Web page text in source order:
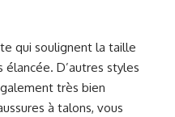
qui soulignent la taille
D’autres styles
très bien
à talons, vous